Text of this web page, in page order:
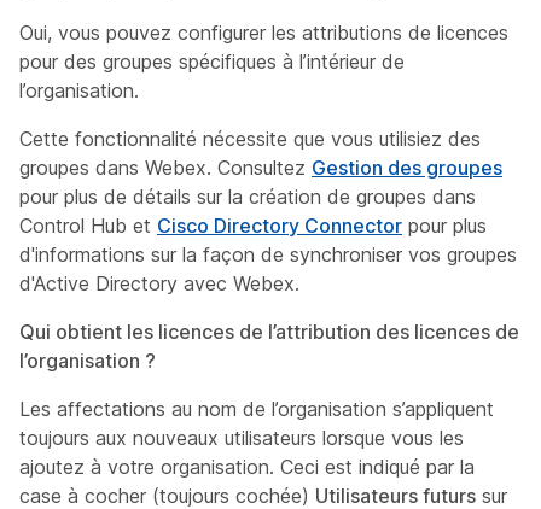
Oui, vous pouvez configurer les attributions de licences
pour des groupes spécifiques à l’intérieur de
l’organisation.
Cette fonctionnalité nécessite que vous utilisiez des
groupes dans Webex. Consultez Gestion des groupes
pour plus de détails sur la création de groupes dans
Control Hub et Cisco Directory Connector pour plus
d'informations sur la façon de synchroniser vos groupes
d'Active Directory avec Webex.
Qui obtient les licences de l’attribution des licences de
l’organisation ?
Les affectations au nom de l’organisation s’appliquent
toujours aux nouveaux utilisateurs lorsque vous les
ajoutez à votre organisation. Ceci est indiqué par la
case à cocher (toujours cochée) Utilisateurs futurs sur